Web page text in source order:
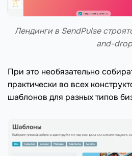
Лендинги в SendPulse
and-drop
При это необязательно
практически во всех
шаблонов для разных типов